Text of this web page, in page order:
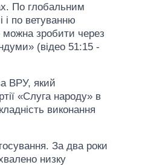
По глобальним
і по ветуванню
можна зробити через
(відео 51:15 -
ВРУ, який
«Слуга народу» в
виконання
За два роки
низку